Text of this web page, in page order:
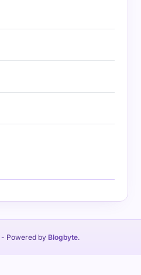
- Powered by Blogbyte.